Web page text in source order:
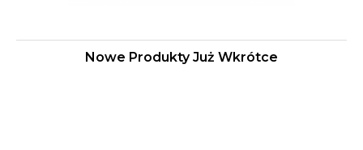
Nowe Produkty Już Wkrótce